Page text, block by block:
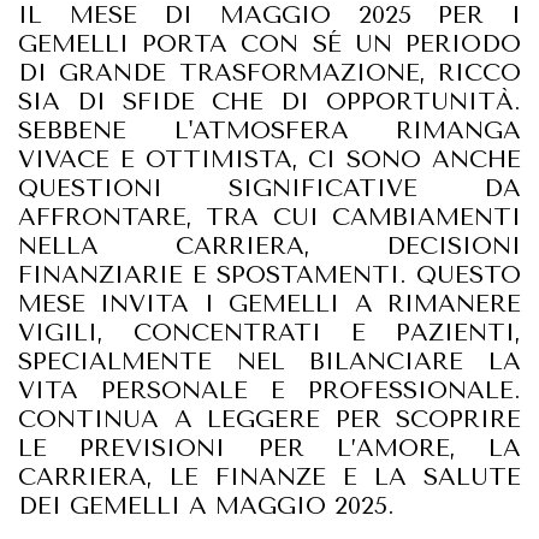
IL MESE DI MAGGIO 2025 PER I
GEMELLI PORTA CON SÉ UN PERIODO
DI GRANDE TRASFORMAZIONE, RICCO
SIA DI SFIDE CHE DI OPPORTUNITÀ.
SEBBENE L'ATMOSFERA RIMANGA
VIVACE E OTTIMISTA, CI SONO ANCHE
QUESTIONI SIGNIFICATIVE DA
AFFRONTARE, TRA CUI CAMBIAMENTI
NELLA CARRIERA, DECISIONI
FINANZIARIE E SPOSTAMENTI. QUESTO
MESE INVITA I GEMELLI A RIMANERE
VIGILI, CONCENTRATI E PAZIENTI,
SPECIALMENTE NEL BILANCIARE LA
VITA PERSONALE E PROFESSIONALE.
CONTINUA A LEGGERE PER SCOPRIRE
LE PREVISIONI PER L’AMORE, LA
CARRIERA, LE FINANZE E LA SALUTE
DEI GEMELLI A MAGGIO 2025.